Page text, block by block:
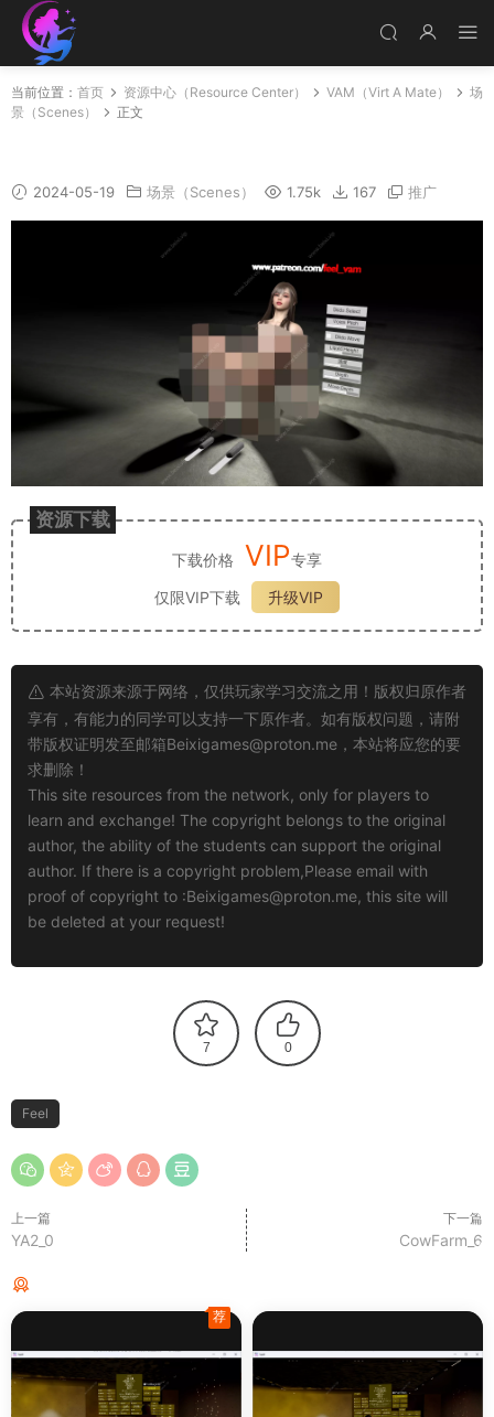
当前位置： 首页 资源中心（Resource Center） VAM（Virt A Mate）
场
景（Scenes）
正文
2024-05-19 场景（Scenes） 1.75k 167 推广
资源下载
下载价格 VIP专享
仅限VIP下载
升级VIP
本站资源来源于网络，仅供玩家学习交流之用！版权归原作者
享有，有能力的同学可以支持一下原作者。如有版权问题，请附
带版权证明发至邮箱Beixigames@proton.me ，本站将应您的要
求删除！
This site resources from the network, only for players to
learn and exchange! The copyright belongs to the original
author, the ability of the students can support the original
author. If there is a copyright problem,Please email with
proof of copyright to :Beixigames@proton.me, this site will
be deleted at your request!
7 0
Feel
上一篇
YA2_0
下一篇
CowFarm_6
荐